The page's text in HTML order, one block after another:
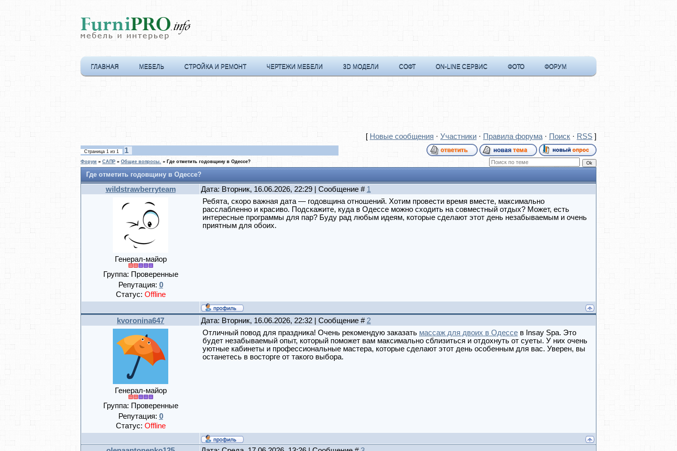
ГЛАВНАЯ МЕБЕЛЬ СТРОЙКА И РЕМОНТ ЧЕРТЕЖИ МЕБЕЛИ 3D МОДЕЛИ СОФТ ON-LINE СЕРВИС ФОТО ФОРУМ
[ Новые сообщения · Участники · Правила форума · Поиск · RSS]
Страница 1 из 1 1
Форум » САПР » Общие вопросы. » Где отметить годовщину в Одессе?
Где отметить годовщину в Одессе?
wildstrawberryteam Дата: Вторник, 16.06.2026, 22:29 | Сообщение # 1
Генерал-майор
Группа: Проверенные
Репутация: 0
Статус: Offline
Ребята, скоро важная дата — годовщина отношений. Хотим провести время вместе, максимально
расслабленно и красиво. Подскажите, куда в Одессе можно сходить на совместный отдых? Может, есть
интересные программы для пар? Буду рад любым идеям, которые сделают этот день незабываемым и очень
приятным для обоих.
kvoronina647 Дата: Вторник, 16.06.2026, 22:32 | Сообщение # 2
Генерал-майор
Группа: Проверенные
Репутация: 0
Статус: Offline
Отличный повод для праздника! Очень рекомендую заказать массаж для двоих в Одессе в Insay Spa. Это
будет незабываемый опыт, который поможет вам максимально сблизиться и отдохнуть от суеты. У них очень
уютные кабинеты и профессиональные мастера, которые сделают этот день особенным для вас. Уверен, вы
останетесь в восторге от такого выбора.